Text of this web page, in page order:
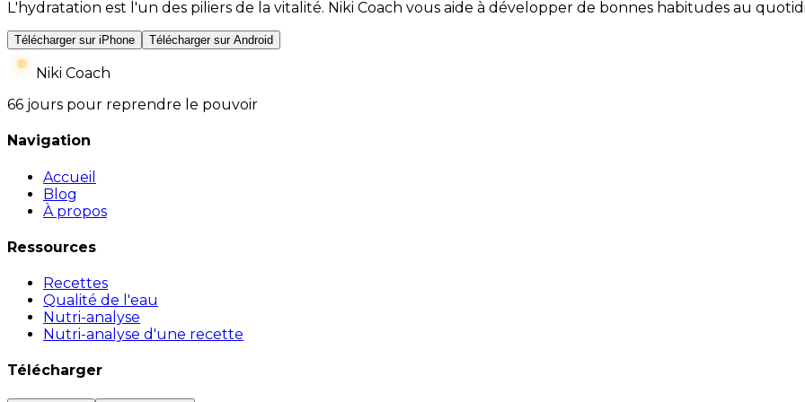
L'hydratation est l'un des piliers de la vitalité. Niki Coach vous aide à développer de bonnes habitudes au
Télécharger sur iPhone Télécharger sur Android
Niki Coach
66 jours pour reprendre le pouvoir
Navigation
Accueil
Blog
À propos
Ressources
Recettes
Qualité de l'eau
Nutri-analyse
Nutri-analyse d'une recette
Télécharger